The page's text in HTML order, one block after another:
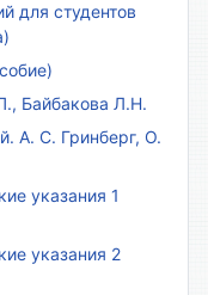
для студентов
Байбакова Л.Н.
А. С. Гринберг, О.
указания 1
указания 2